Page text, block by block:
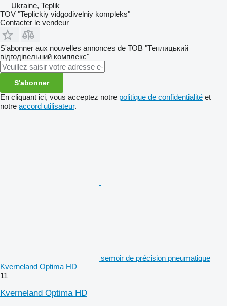
Ukraine, Teplik
TOV "Teplickiy vidgodivelniy kompleks"
Contacter le vendeur
S'abonner aux nouvelles annonces de ТОВ "Теплицький
відгодівельний комплекс"
S'abonner
En cliquant ici, vous acceptez notre politique de confidentialité et
notre accord utilisateur.
semoir de précision pneumatique
Kverneland Optima HD
11
Kverneland Optima HD